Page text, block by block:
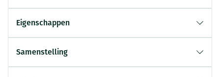
Eigenschappen
Samenstelling